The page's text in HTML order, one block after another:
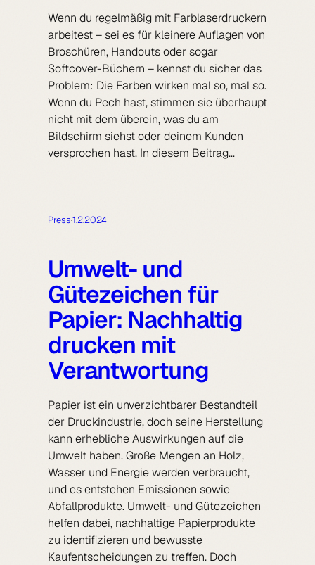
Wenn du regelmäßig mit Farblaserdruckern
arbeitest – sei es für kleinere Auflagen von
Broschüren, Handouts oder sogar
Softcover-Büchern – kennst du sicher das
Problem: Die Farben wirken mal so, mal so.
Wenn du Pech hast, stimmen sie überhaupt
nicht mit dem überein, was du am
Bildschirm siehst oder deinem Kunden
versprochen hast. In diesem Beitrag…
Press·1.2.2024
Umwelt- und
Gütezeichen für
Papier: Nachhaltig
drucken mit
Verantwortung
Papier ist ein unverzichtbarer Bestandteil
der Druckindustrie, doch seine Herstellung
kann erhebliche Auswirkungen auf die
Umwelt haben. Große Mengen an Holz,
Wasser und Energie werden verbraucht,
und es entstehen Emissionen sowie
Abfallprodukte. Umwelt- und Gütezeichen
helfen dabei, nachhaltige Papierprodukte
zu identifizieren und bewusste
Kaufentscheidungen zu treffen. Doch